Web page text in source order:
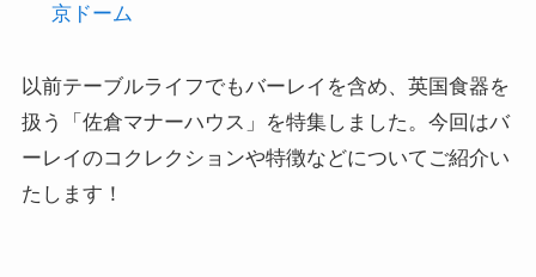
京ドーム
以前テーブルライフでもバーレイを含め、英国食器を
扱う「佐倉マナーハウス」を特集しました。今回はバ
ーレイのコクレクションや特徴などについてご紹介い
たします！